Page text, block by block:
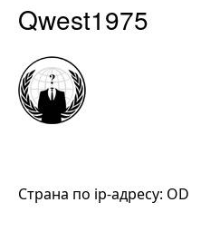
Qwest1975
Страна по ip-адресу: OD